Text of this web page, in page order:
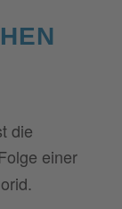
die
einer